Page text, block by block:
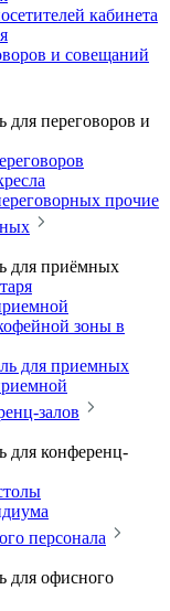
кабинета
и совещаний
для переговоров и
прочие
для приёмных
зоны в
для приемных
залов
для конференц-
персонала
для офисного